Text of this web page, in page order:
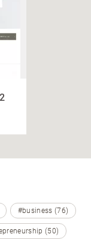
#business (76)
(50)